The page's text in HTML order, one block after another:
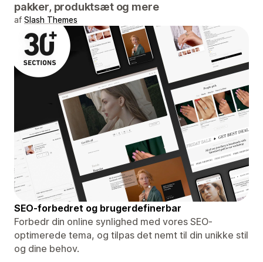
pakker, produktsæt og mere
af Slash Themes
SEO-forbedret og brugerdefinerbar
Forbedr din online synlighed med vores SEO-
optimerede tema, og tilpas det nemt til din unikke stil
og dine behov.